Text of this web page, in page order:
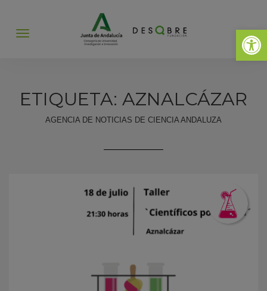
Abrir
Abrir
ETIQUETA: AZNALCÁZAR
AGENCIA DE NOTICIAS DE CIENCIA ANDALUZA